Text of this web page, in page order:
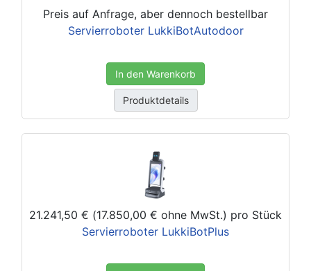
Preis auf Anfrage, aber dennoch bestellbar
Servierroboter LukkiBotAutodoor
In den Warenkorb
Produktdetails
21.241,50 € (17.850,00 € ohne MwSt.) pro Stück
Servierroboter LukkiBotPlus